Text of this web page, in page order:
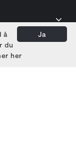
Ja
å
du
her